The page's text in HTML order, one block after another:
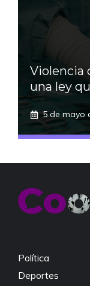
Violencia
una ley
5 de mayo
Política
Deportes